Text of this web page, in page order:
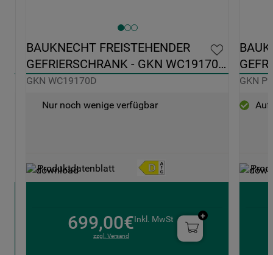
BAUKNECHT FREISTEHENDER
GEFRIERSCHRANK - GKN WC19170D
GKN WC19170D
Nur noch wenige verfügbar
Produktdatenblatt
699,00€Inkl. MwSt
zzgl. Versand
GKN
Auf